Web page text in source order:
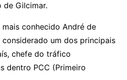
Gilcimar.
conhecido André de
um dos principais
chefe do tráfico
dentro PCC (Primeiro